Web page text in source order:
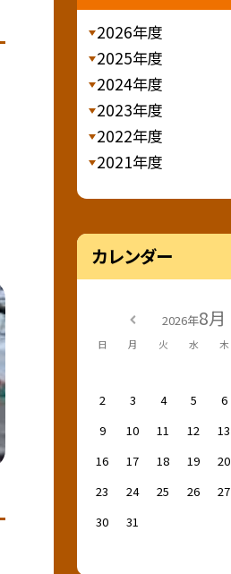
2026年度
2025年度
2024年度
2023年度
2022年度
2021年度
カレンダー
2026年8月
日 月 火 水 木
2
3 4 5 6
9
10 11 12 13
16
17 18 19 20
23
24 25 26 27
30
31